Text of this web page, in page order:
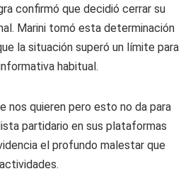
confirmó que decidió cerrar su
Marini tomó esta determinación
la situación superó un límite para
habitual.
nos quieren pero esto no da para
partidario en sus plataformas
el profundo malestar que